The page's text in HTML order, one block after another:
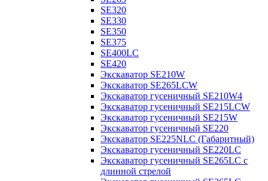
SE320
SE330
SE350
SE375
SE400LC
SE420
Экскаватор SE210W
Экскаватор SE265LCW
Экскаватор гусеничный SE210W4
Экскаватор гусеничный SE215LCW
Экскаватор гусеничный SE215W
Экскаватор гусеничный SE220
Экскаватор SE225NLC (Габаритный)
Экскаватор гусеничный SE220LC
Экскаватор гусеничный SE265LC с
длинной стрелой